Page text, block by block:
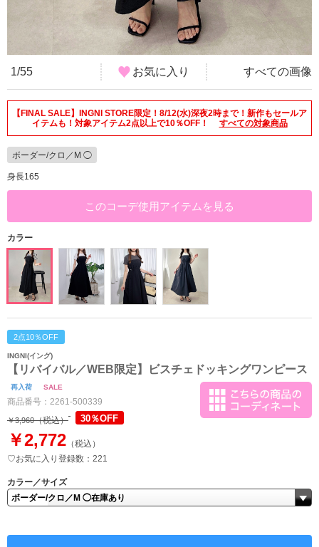
1/55 お気に入り すべての画像
【FINAL SALE】INGNI STORE限定！8/12(水)深夜2時まで！新作もセールア
イテムも！対象アイテム2点以上で10％OFF！
すべての対象商品
ボーダー/クロ／M ◯
身長165
このコーデ使用アイテムを見る
カラー
2点10％OFF
INGNI(イング)
【リバイバル／WEB限定】ビスチェドッキングワンピース
再入荷 SALE
商品番号： 2261-500339
￥3,960（税込） 30％OFF
￥2,772 （税込）
♡お気に入り登録数：221
カラー／サイズ